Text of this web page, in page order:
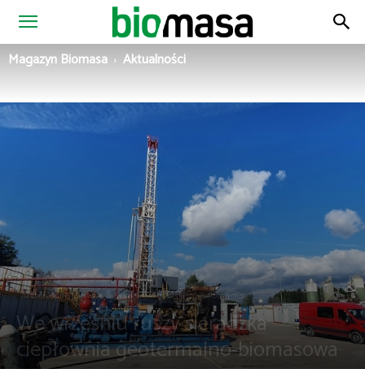
Magazyn
Magazyn Biomasa Aktualności
Aktualności Biomasa Wiadomości z Polski Zielona gmina
We wrześniu ruszy sieradzka
ciepłownia geotermalno-biomasowa